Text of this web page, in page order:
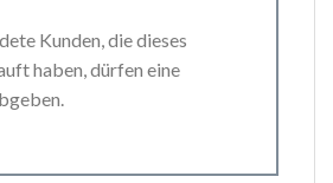
Kunden, die dieses
haben, dürfen eine